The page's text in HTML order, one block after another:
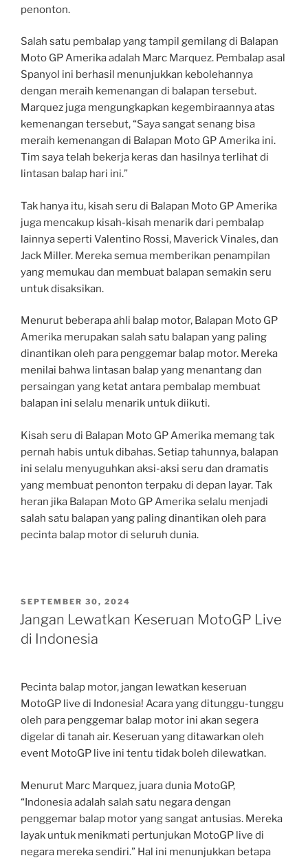
penonton.
Salah satu pembalap yang tampil gemilang di Balapan
Moto GP Amerika adalah Marc Marquez. Pembalap asal
Spanyol ini berhasil menunjukkan kebolehannya
dengan meraih kemenangan di balapan tersebut.
Marquez juga mengungkapkan kegembiraannya atas
kemenangan tersebut, “Saya sangat senang bisa
meraih kemenangan di Balapan Moto GP Amerika ini.
Tim saya telah bekerja keras dan hasilnya terlihat di
lintasan balap hari ini.”
Tak hanya itu, kisah seru di Balapan Moto GP Amerika
juga mencakup kisah-kisah menarik dari pembalap
lainnya seperti Valentino Rossi, Maverick Vinales, dan
Jack Miller. Mereka semua memberikan penampilan
yang memukau dan membuat balapan semakin seru
untuk disaksikan.
Menurut beberapa ahli balap motor, Balapan Moto GP
Amerika merupakan salah satu balapan yang paling
dinantikan oleh para penggemar balap motor. Mereka
menilai bahwa lintasan balap yang menantang dan
persaingan yang ketat antara pembalap membuat
balapan ini selalu menarik untuk diikuti.
Kisah seru di Balapan Moto GP Amerika memang tak
pernah habis untuk dibahas. Setiap tahunnya, balapan
ini selalu menyuguhkan aksi-aksi seru dan dramatis
yang membuat penonton terpaku di depan layar. Tak
heran jika Balapan Moto GP Amerika selalu menjadi
salah satu balapan yang paling dinantikan oleh para
pecinta balap motor di seluruh dunia.
POSTED
ON
SEPTEMBER 30, 2024
Jangan Lewatkan Keseruan MotoGP Live
di Indonesia
Pecinta balap motor, jangan lewatkan keseruan
MotoGP live di Indonesia! Acara yang ditunggu-tunggu
oleh para penggemar balap motor ini akan segera
digelar di tanah air. Keseruan yang ditawarkan oleh
event MotoGP live ini tentu tidak boleh dilewatkan.
Menurut Marc Marquez, juara dunia MotoGP,
“Indonesia adalah salah satu negara dengan
penggemar balap motor yang sangat antusias. Mereka
layak untuk menikmati pertunjukan MotoGP live di
negara mereka sendiri.” Hal ini menunjukkan betapa